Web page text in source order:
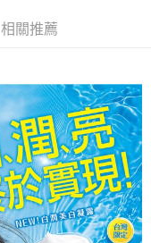
相關推薦